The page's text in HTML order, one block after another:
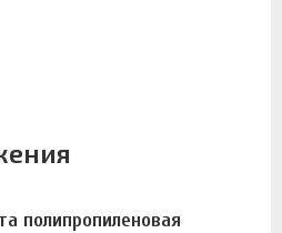
полипропиленовая